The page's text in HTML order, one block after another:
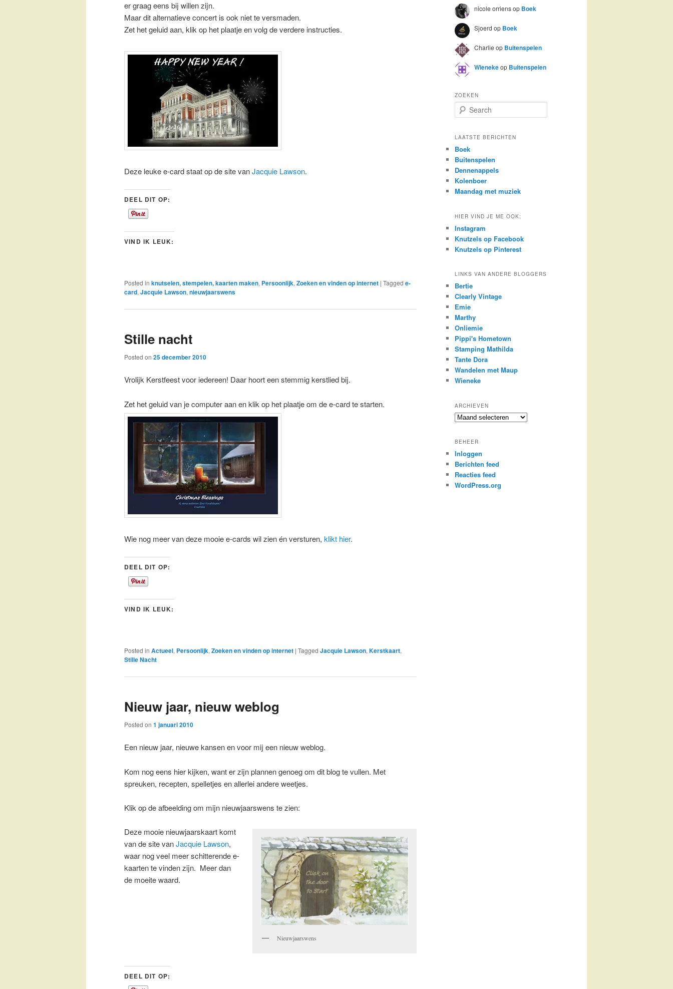
er graag eens bij willen zijn.
Maar dit alternatieve concert is ook niet te versmaden.
Zet het geluid aan, klik op het plaatje en volg de verdere instructies.
Deze leuke e-card staat op de site vanJacquie Lawson.
DEEL DIT OP:
VIND IK LEUK:
Posted in knutselen, stempelen, kaarten maken, Persoonlijk, Zoeken en vinden op internet | Tagged e-
card, Jacquie Lawson, nieuwjaarswens
Stille nacht
Posted on 25 december 2010
Vrolijk Kerstfeest voor iedereen! Daar hoort een stemmig kerstlied bij.
Zet het geluid van je computer aan en klik op het plaatje om de e-card te starten.
Wie nog meer van deze mooie e-cards wil zien én versturen, klikt hier.
DEEL DIT OP:
VIND IK LEUK:
Posted in Actueel, Persoonlijk,Zoeken en vinden op internet | Tagged Jacquie Lawson,Kerstkaart,
Stille Nacht
Nieuw jaar, nieuw weblog
Posted on 1 januari 2010
Een nieuw jaar, nieuwe kansen en voor mij een nieuw weblog.
Kom nog eens hier kijken, want er zijn plannen genoeg om dit blog te vullen. Met
spreuken, recepten, spelletjes en allerlei andere weetjes.
Klik op de afbeelding om mijn nieuwjaarswens te zien:
Nieuwjaarswens
Deze mooie nieuwjaarskaart komt
van de site vanJacquie Lawson,
waar nog veel meer schitterende e-
kaarten te vinden zijn. Meer dan
de moeite waard.
DEEL DIT OP:
nicole orriensop Boek
Sjoerd op Boek
Charlie op Buitenspelen
Wienekeop Buitenspelen
ZOEKEN
e
r
h
LAATSTE BERICHTEN
Boek
Buitenspelen
Dennenappels
Kolenboer
Maandag met muziek
HIER VIND JE ME OOK:
Instagram
Knutzels op Facebook
Knutzels op Pinterest
LINKS VAN ANDERE BLOGGERS
Bertie
Clearly Vintage
Emie
Marthy
Onliemie
Pippi's Hometown
Stamping Mathilda
Tante Dora
Wandelen met Maup
Wieneke
ARCHIEVEN
Archieven
BEHEER
Inloggen
Berichten feed
Reacties feed
WordPress.org